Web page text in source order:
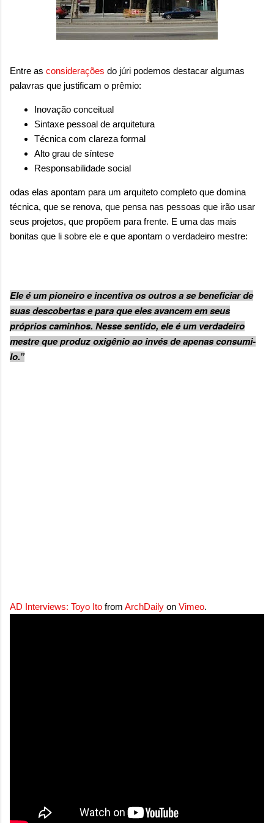
Entre as considerações do júri podemos destacar algumas
palavras que justificam o prêmio:
Inovação conceitual
Sintaxe pessoal de arquitetura
Técnica com clareza formal
Alto grau de síntese
Responsabilidade social
odas elas apontam para um arquiteto completo que domina
técnica, que se renova, que pensa nas pessoas que irão usar
seus projetos, que propõem para frente. E uma das mais
bonitas que li sobre ele e que apontam o verdadeiro mestre:
Ele é um pioneiro e incentiva os outros a se beneficiar de
suas descobertas e para que eles avancem em seus
próprios caminhos. Nesse sentido, ele é um verdadeiro
mestre que produz oxigênio ao invés de apenas consumi-
lo.”
AD Interviews: Toyo Ito from ArchDaily on Vimeo.